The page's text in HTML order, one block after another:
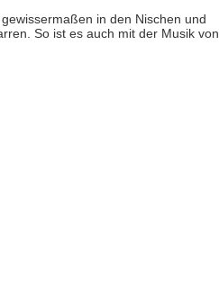
in den Nischen und
So ist es auch mit der Musik von